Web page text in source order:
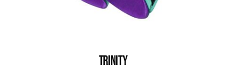
TRINITY